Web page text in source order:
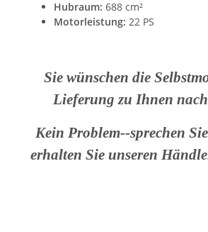
Hubraum: 688 cm²
Motorleistung: 22 PS
Sie wünschen die
Lieferung zu Ihnen
Kein Problem--sprechen
erhalten Sie unseren